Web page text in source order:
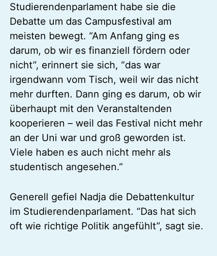
Studierendenparlament habe sie die
Debatte um das Campusfestival am
meisten bewegt. “Am Anfang ging es
darum, ob wir es finanziell fördern oder
nicht”, erinnert sie sich, “das war
irgendwann vom Tisch, weil wir das nicht
mehr durften. Dann ging es darum, ob wir
überhaupt mit den Veranstaltenden
kooperieren – weil das Festival nicht mehr
an der Uni war und groß geworden ist.
Viele haben es auch nicht mehr als
studentisch angesehen.”
Generell gefiel Nadja die Debattenkultur
im Studierendenparlament. “Das hat sich
oft wie richtige Politik angefühlt”, sagt sie.